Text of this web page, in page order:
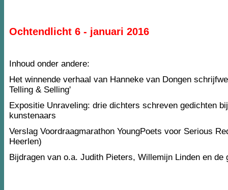
Ochtendlicht 6 - januari 2016
Inhoud onder andere:
Het winnende verhaal van Hanneke van Dongen
Telling & Selling'
Expositie Unraveling: drie dichters schreven gedichten
kunstenaars
Verslag Voordraagmarathon YoungPoets voor Serious
Heerlen)
Bijdragen van o.a. Judith Pieters, Willemijn Linden en